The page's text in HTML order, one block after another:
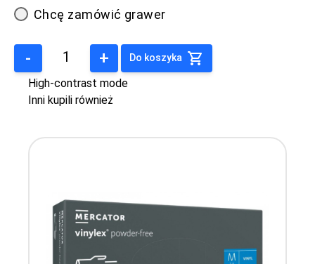
Chcę zamówić grawer
- + Do koszyka
High-contrast mode
Inni kupili również